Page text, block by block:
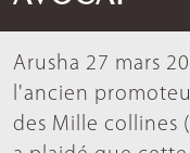
Arusha 27 mars
l'ancien
des Mille collines